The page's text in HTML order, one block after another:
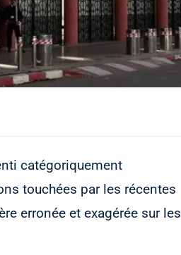
catégoriquement
touchées par les récentes
erronée et exagérée sur les